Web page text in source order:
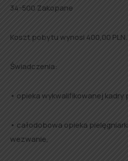
34-500 Zakopane
Koszt pobytu wynosi 400,00 PLN.
Świadczenia:
• opieka wykwalifikowanej
• całodobowa opieka
wezwanie,